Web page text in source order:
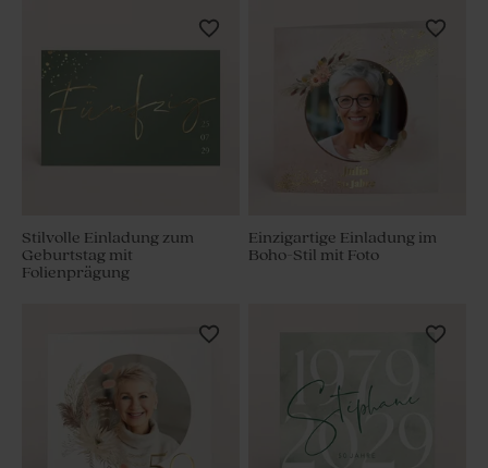
Stilvolle Einladung zum
Geburtstag mit
Folienprägung
Einzigartige Einladung im
Boho-Stil mit Foto